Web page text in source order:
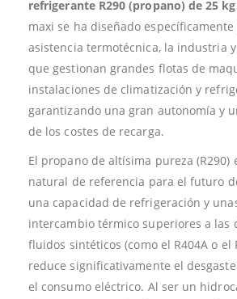
refrigerante R290 (propano) de 25 kg
maxi se ha diseñado
asistencia termotécnica, la industria
que gestionan grandes flotas de
instalaciones de climatización y
garantizando una gran autonomía y
de los costes de recarga.
El propano de altísima pureza (R290)
natural de referencia para el futuro
una capacidad de refrigeración y
intercambio térmico superiores a las
fluidos sintéticos (como el R404A o el
reduce significativamente el
el consumo eléctrico. Al ser un